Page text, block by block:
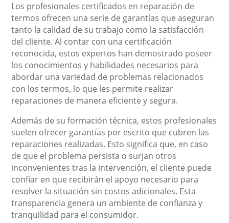
Los profesionales certificados en reparación de
termos ofrecen una serie de garantías que aseguran
tanto la calidad de su trabajo como la satisfacción
del cliente. Al contar con una certificación
reconocida, estos expertos han demostrado poseer
los conocimientos y habilidades necesarios para
abordar una variedad de problemas relacionados
con los termos, lo que les permite realizar
reparaciones de manera eficiente y segura.
Además de su formación técnica, estos profesionales
suelen ofrecer garantías por escrito que cubren las
reparaciones realizadas. Esto significa que, en caso
de que el problema persista o surjan otros
inconvenientes tras la intervención, el cliente puede
confiar en que recibirán el apoyo necesario para
resolver la situación sin costos adicionales. Esta
transparencia genera un ambiente de confianza y
tranquilidad para el consumidor.